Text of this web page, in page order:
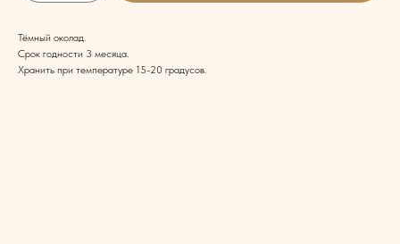
Тёмный околад.
Срок годности 3 месяца.
Хранить при температуре 15-20 градусов.